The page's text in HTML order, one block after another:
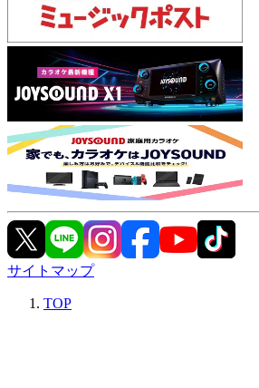
サイトマップ
TOP